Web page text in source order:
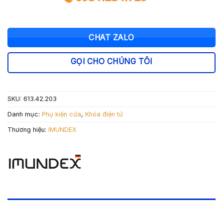
CHAT ZALO
GỌI CHO CHÚNG TÔI
SKU: 613.42.203
Danh mục: Phụ kiện cửa, Khóa điện tử
Thương hiệu: IMUNDEX